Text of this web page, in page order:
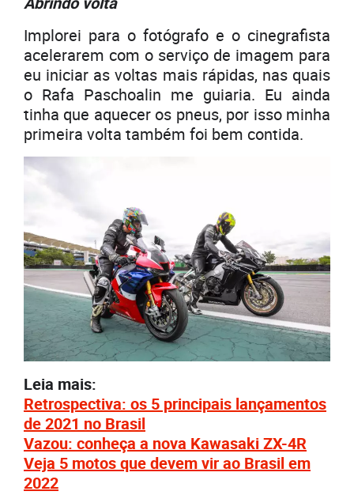
Implorei para o fotógrafo e o cinegrafista
acelerarem com o serviço de imagem para
eu iniciar as voltas mais rápidas, nas quais
o Rafa Paschoalin me guiaria. Eu ainda
tinha que aquecer os pneus, por isso minha
primeira volta também foi bem contida.
Leia mais:
Retrospectiva: os 5 principais lançamentos
de 2021 no Brasil
Vazou: conheça a nova Kawasaki ZX-4R
Veja 5 motos que devem vir ao Brasil em
2022